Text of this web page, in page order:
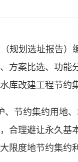
规划选址报告）
方案比选、功能
改建工程节约
节约集约用地
合理避让永久基
限度地节约集约